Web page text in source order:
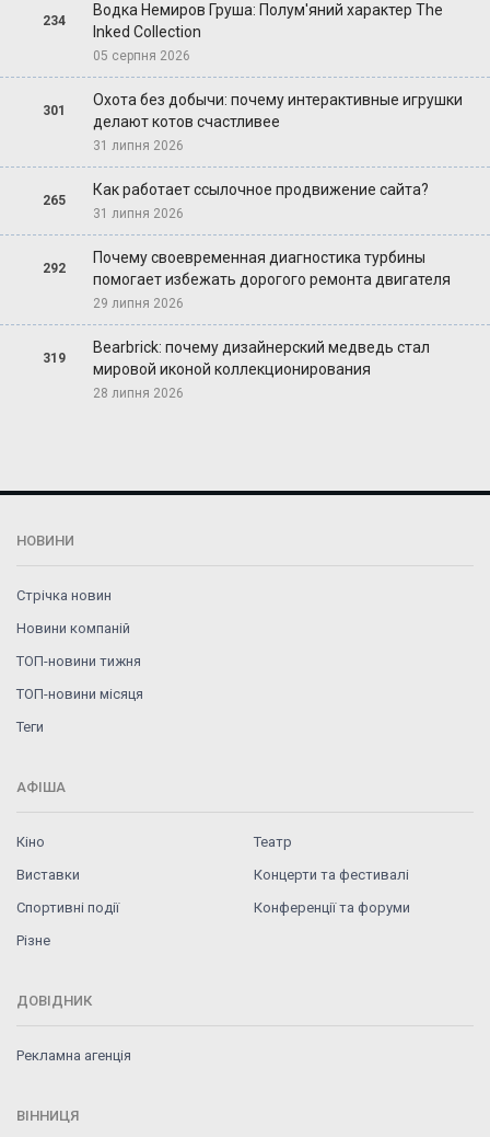
234
Водка Немиров Груша: Полум'яний характер The
Inked Collection
05 серпня 2026
301
Охота без добычи: почему интерактивные игрушки
делают котов счастливее
31 липня 2026
265
Как работает ссылочное продвижение сайта?
31 липня 2026
292
Почему своевременная диагностика турбины
помогает избежать дорогого ремонта двигателя
29 липня 2026
319
Bearbrick: почему дизайнерский медведь стал
мировой иконой коллекционирования
28 липня 2026
НОВИНИ
Стрічка новин
Новини компаній
ТОП-новини тижня
ТОП-новини місяця
Теги
АФІША
Кіно
Театр
Виставки
Концерти та фестивалі
Спортивні події
Конференції та форуми
Різне
ДОВІДНИК
Рекламна агенція
ВІННИЦЯ